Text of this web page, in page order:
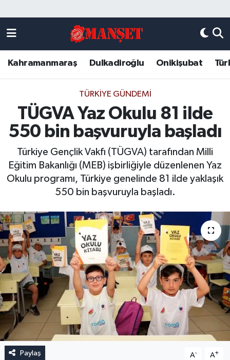
Kahramanmaraş Dulkadiroğlu Onikişubat
TÜRKIYE GÜNDEMI
TÜGVA Yaz Okulu 81 ilde
550 bin başvuruyla başladı
Türkiye Gençlik Vakfı (TÜGVA) tarafından Milli
Eğitim Bakanlığı (MEB) işbirliğiyle düzenlenen Yaz
Okulu programı, Türkiye genelinde 81 ilde yaklaşık
550 bin başvuruyla başladı.
Paylaş A- A+
DULKADİROĞLU
KAHRAMANMARAŞ
ONİKİŞUBAT
Künye
Kahramanmaraş Nöbetçi Eczaneler
Kahramanmaraş Hava Durumu
Kahramanmaraş Trafik Yoğunluk Haritası
Süper Lig Puan Durumu ve Fikstür
Son Dakika Haberleri
Haber Arşivi